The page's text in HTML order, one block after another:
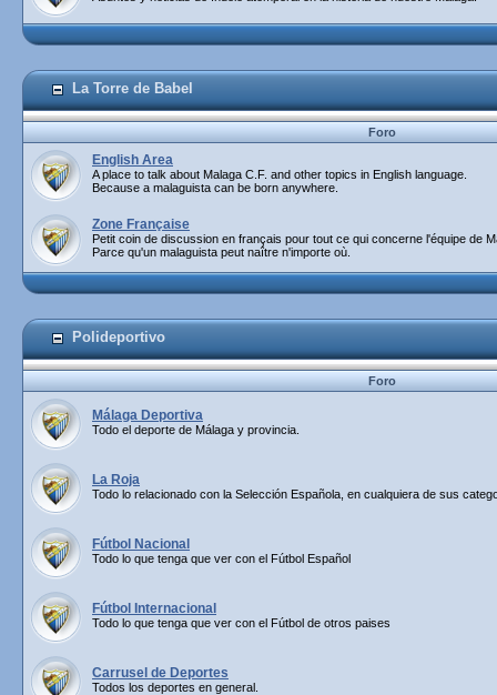
La Torre de Babel
Foro
English Area
A place to talk about Malaga C.F. and other topics in English language.
Because a malaguista can be born anywhere.
Zone Française
Petit coin de discussion en français pour tout ce qui concerne l'équipe de
Parce qu'un malaguista peut naître n'importe où.
Polideportivo
Foro
Málaga Deportiva
Todo el deporte de Málaga y provincia.
La Roja
Todo lo relacionado con la Selección Española, en cualquiera de sus
Fútbol Nacional
Todo lo que tenga que ver con el Fútbol Español
Fútbol Internacional
Todo lo que tenga que ver con el Fútbol de otros paises
Carrusel de Deportes
Todos los deportes en general.